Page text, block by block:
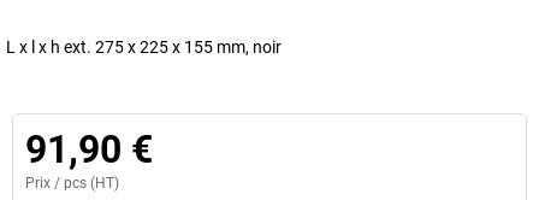
L x l x h ext. 275 x 225 x 155 mm, noir
91,90 €
Prix / pcs (HT)